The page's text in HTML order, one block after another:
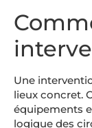
Une
lieux concret.
équipements
logique des